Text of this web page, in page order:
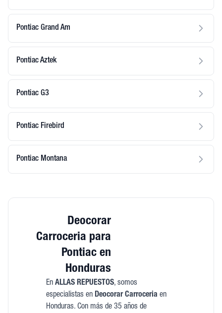
Pontiac Grand Am
Pontiac Aztek
Pontiac G3
Pontiac Firebird
Pontiac Montana
Deocorar
Carroceria para
Pontiac en
Honduras
En ALLAS REPUESTOS, somos
especialistas en Deocorar Carroceria en
Honduras. Con más de 35 años de